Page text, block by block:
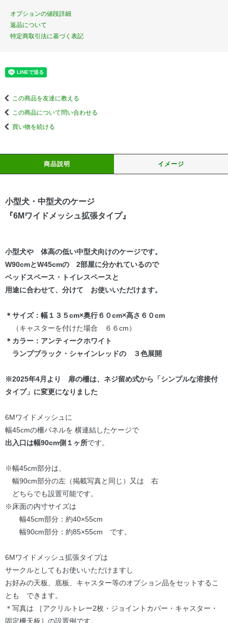
オプションの値段詳細
返品について
特定商取引法に基づく表記
この商品を友達に教える
この商品について問い合わせる
買い物を続ける
商品説明 イメージ
小型犬・中型犬のケージ
『6Mワイドメッシュ拡張タイプ』
小型犬や 体高の低い中型犬向けのケージです。
W90cmとW45cmの 2部屋に分かれているので
ベッドスペース・トイレスペースと
用途に合わせて、分けて お使いいただけます。
＊サイズ：幅１３５cm×奥行６０cm×高さ６０cm
（キャスターを付けた場合 ６６cm）
＊カラー：アンティークホワイト
ランプブラック・シャインレッドの ３色展開
※2025年4月より 扉の柵は、ネジ留め式から「シンプルな溶接付
タイプ」に変更になりました
6Mワイドメッシュに
幅45cmの柵パネルを 横連結したケージで
出入口は幅90cm側１ヶ所です。
※幅45cm部分は、
幅90cm部分の左（掲載写真と同じ）又は 右
どちらでも設置可能です。
※床面の内寸サイズは
幅45cm部分：約40×55cm
幅90cm部分：約85×55cm です。
6Mワイドメッシュ拡張タイプは
サークルとしてもお使いいただけますし
お好みの天板、底板、キャスター等のオプション品をセットするこ
とも できます。
＊写真は ［アクリルトレー2枚・ジョイントカバー・キャスター・
固定柵天板］の設置例です。